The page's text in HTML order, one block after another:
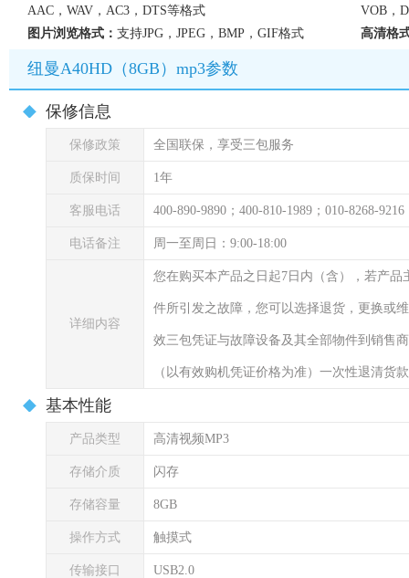
AAC，WAV，AC3，DTS等格式
VOB，
图片浏览格式： 支持JPG，JPEG，BMP，GIF格式 高清格
纽曼A40HD（8GB）mp3参数
保修信息
保修政策 全国联保，享受三包服务
质保时间 1年
客服电话 400-890-9890；400-810-1989；010-8268-9216
电话备注 周一至周日：9:00-18:00
详细内容
您在购买本产品之日起7日内（含），若产
件所引发之故障，您可以选择退货，更换或
效三包凭证与故障设备及其全部物件到销售
（以有效购机凭证价格为准）一次性退清货
基本性能
产品类型 高清视频MP3
存储介质 闪存
存储容量 8GB
操作方式 触摸式
传输接口 USB2.0